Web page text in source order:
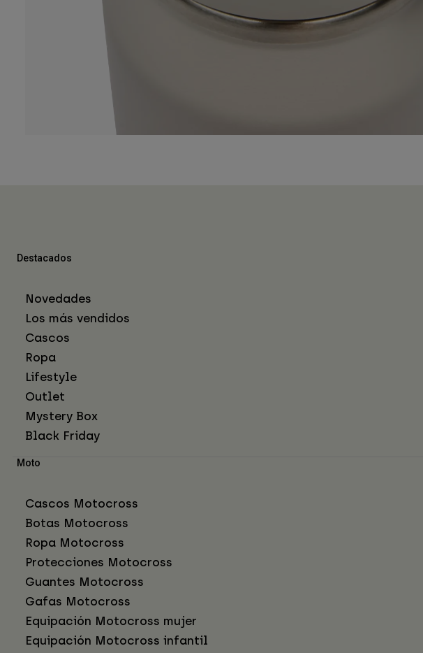
Destacados
Novedades
Los más vendidos
Cascos
Ropa
Lifestyle
Outlet
Mystery Box
Black Friday
Moto
Cascos Motocross
Botas Motocross
Ropa Motocross
Protecciones Motocross
Guantes Motocross
Gafas Motocross
Equipación Motocross mujer
Equipación Motocross infantil